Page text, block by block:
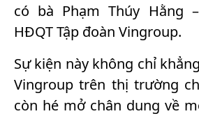
có bà Phạm Thúy Hằng
HĐQT Tập đoàn Vingroup.
Sự kiện này không chỉ
Vingroup trên thị trường
còn hé mở chân dung về